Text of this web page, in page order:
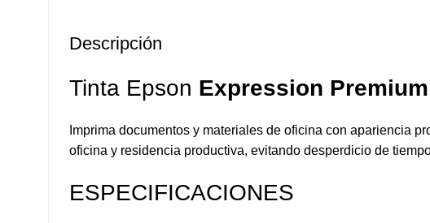
Descripción
Tinta Epson Expression Premium
Imprima documentos y materiales de oficina con apariencia
oficina y residencia productiva, evitando desperdicio de
ESPECIFICACIONES